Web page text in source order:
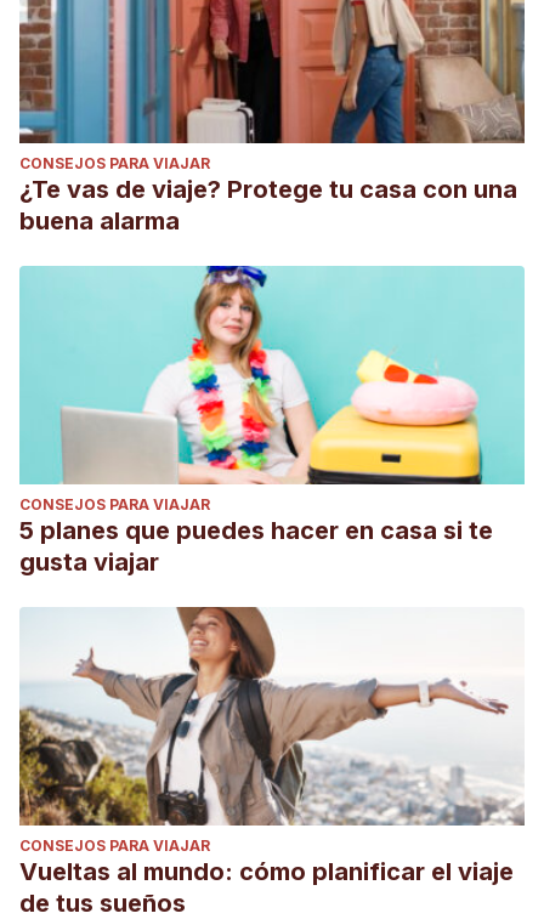
CONSEJOS PARA VIAJAR
¿Te vas de viaje? Protege tu casa con una
buena alarma
CONSEJOS PARA VIAJAR
5 planes que puedes hacer en casa si te
gusta viajar
CONSEJOS PARA VIAJAR
Vueltas al mundo: cómo planificar el viaje
de tus sueños